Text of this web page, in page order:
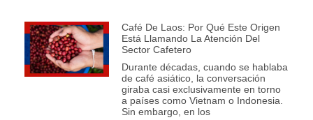
Café De Laos: Por Qué Este Origen
Está Llamando La Atención Del
Sector Cafetero
Durante décadas, cuando se hablaba
de café asiático, la conversación
giraba casi exclusivamente en torno
a países como Vietnam o Indonesia.
Sin embargo, en los